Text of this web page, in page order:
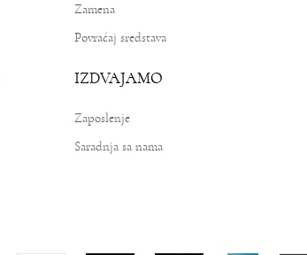
Zamena
Povraćaj sredstava
IZDVAJAMO
Zaposlenje
Saradnja sa nama